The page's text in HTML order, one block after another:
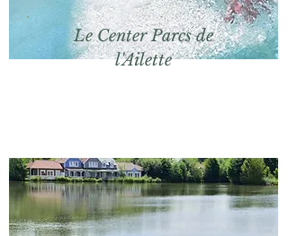
Le Center Parcs de
l'Ailette